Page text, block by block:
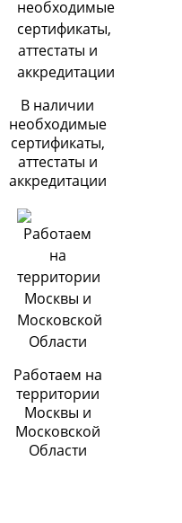
В наличии
необходимые
сертификаты,
аттестаты и
аккредитации
Работаем на
территории
Москвы и
Московской
Области